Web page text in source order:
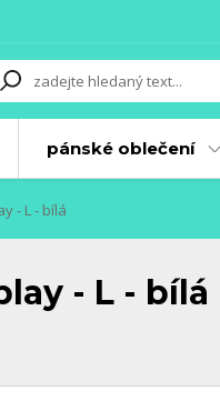
pánské oblečení
- L - bílá
- L - bílá